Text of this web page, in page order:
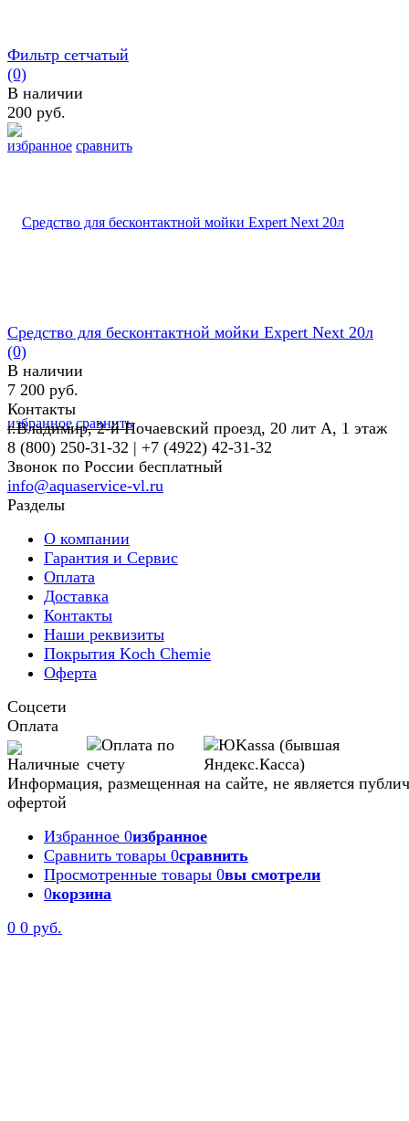
избранное сравнить
Фильтр сетчатый
(0)
В наличии
200 руб.
избранное сравнить
Средство для бесконтактной мойки Expert Next 20л
(0)
В наличии
7 200 руб.
Контакты
г.Владимир, 2-й Почаевский проезд, 20 лит А, 1 этаж
8 (800) 250-31-32 | +7 (4922) 42-31-32
Звонок по России бесплатный
info@aquaservice-vl.ru
Разделы
О компании
Гарантия и Сервис
Оплата
Доставка
Контакты
Наши реквизиты
Покрытия Koch Chemie
Оферта
Соцсети
Оплата
Информация, размещенная на сайте, не является
офертой
Избранное 0избранное
Сравнить товары 0сравнить
Просмотренные товары 0вы смотрели
0корзина
0 0 руб.Задать вопрос